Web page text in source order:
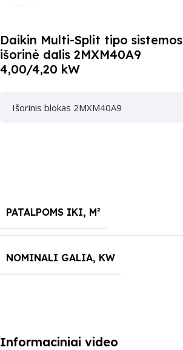
Daikin Multi-Split tipo sistemos
išorinė dalis 2MXM40A9
4,00/4,20 kW
Išorinis blokas 2MXM40A9
PATALPOMS IKI, M²
NOMINALI GALIA, KW
Informaciniai video